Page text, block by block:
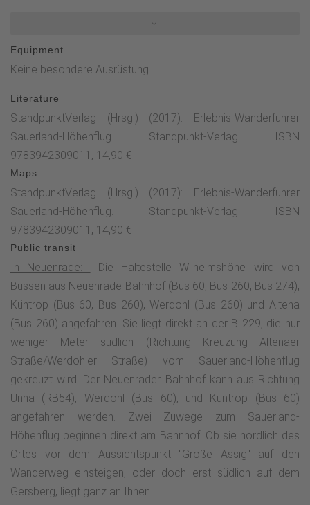
Fotos können Wanderer das H in verschiedene Richtungen
drehen und so immer ihr Wunschmotiv aufnehmen. Weiter
verläuft der Höhenflug bis zum Gersberg, wo ein von
Neuenrade kommender Zuweg auf den Höhenflug trifft.
Über einen Walderlebnispfad verläuft der Wanderweg bis
zum Hexentanzplatz, der an die grausamen Hexenprozesse
im Mittelalter erinnert.Der Sauerland-Höhenflug umrundet die
Falkenlei, von wo der Blick steil hinab in das Tal der Lenne
schweift. Nicht weit von der Schutzhütte an der Falkenlei
entfernt trifft der Wanderweg auf das Schwarze Kreuz. Zwei
schaurige Geschichten ranken um diese Stelle, die besagen,
dass sich hier entweder ein unglücklicher Schusterjunge
erhängt habe oder dass ein Wilderei an dieser Stelle einen
Jagdschutzbeauftragten erschossen habe.Der Höhenflug
führt unterhalb von Affeln entlang. Gerade die St. Lambertus-
Pfarrkirche in Affeln ist ein Besuch wert, denn der
Antwerpener Klappalter ist gerade bei Kulturfreunden weit
bekannt. Der Wanderweg umrundet den Sülberg und trifft
unterhalb von Altenaffeln auf den Wanderweg x18. An
diesem Kreuzungspunkt endet die Etappe. Über den x18
kannst Du nach Altenaffeln wandern.
Equipment
Keine besondere Ausrüstung
Literature
StandpunktVerlag (Hrsg.) (2017): Erlebnis-Wanderführer
Sauerland-Höhenflug. Standpunkt-Verlag. ISBN
9783942309011, 14,90 €
Maps
StandpunktVerlag (Hrsg.) (2017): Erlebnis-Wanderführer
Sauerland-Höhenflug. Standpunkt-Verlag. ISBN
9783942309011, 14,90 €
Public transit
In Neuenrade:
Die Haltestelle Wilhelmshöhe wird von
Bussen aus Neuenrade Bahnhof (Bus 60, Bus 260, Bus 274),
Küntrop (Bus 60, Bus 260), Werdohl (Bus 260) und Altena
(Bus 260) angefahren. Sie liegt direkt an der B 229, die nur
weniger Meter südlich (Richtung Kreuzung Altenaer
Straße/Werdohler Straße) vom Sauerland-Höhenflug
gekreuzt wird. Der Neuenrader Bahnhof kann aus Richtung
Unna (RB54), Werdohl (Bus 60), und Küntrop (Bus 60)
angefahren werden. Zwei Zuwege zum Sauerland-
Höhenflug beginnen direkt am Bahnhof. Ob sie nördlich des
Ortes vor dem Aussichtspunkt "Große Assig" auf den
Wanderweg einsteigen, oder doch erst südlich auf dem
Gersberg, liegt ganz an Ihnen.